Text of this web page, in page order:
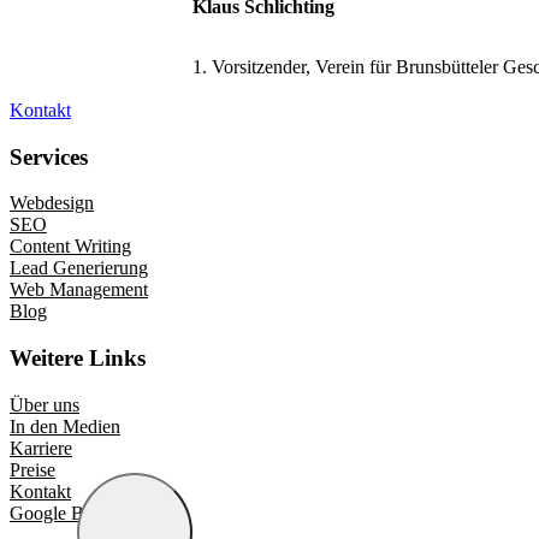
Klaus Schlichting
1. Vorsitzender, Verein für Brunsbütteler
Kontakt
Services
Webdesign
SEO
Content Writing
Lead Generierung
Web Management
Blog
Weitere Links
Über uns
In den Medien
Karriere
Preise
Kontakt
Google Bewertungen